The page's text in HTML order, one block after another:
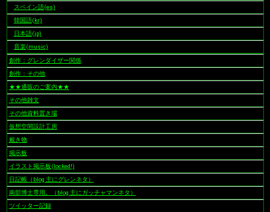
スペイン語(es)
韓国語(kr)
日本語(jp)
音楽(music)
創作：グレンダイザー関係
創作：その他
★★通販のご案内★★
その他雑文
その他資料置き場
仮想空間設計工房
戴き物
掲示板
イラスト掲示板(locked!)
日記帳（blog 主にグレンネタ）
南部博士専用。（blog 主にガッチャマンネタ）
ツイッター記録